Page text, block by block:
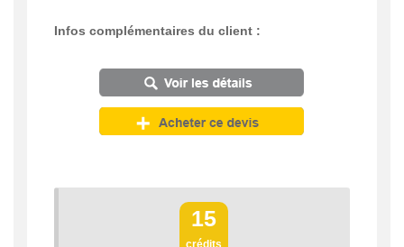
Infos complémentaires du client :
15
crédits